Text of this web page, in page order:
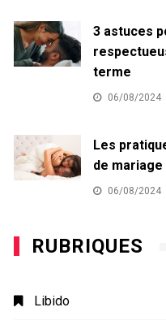
3 astuces
terme
06/08/2024
Les
de
06/08/2024
RUBRIQUES
Libido